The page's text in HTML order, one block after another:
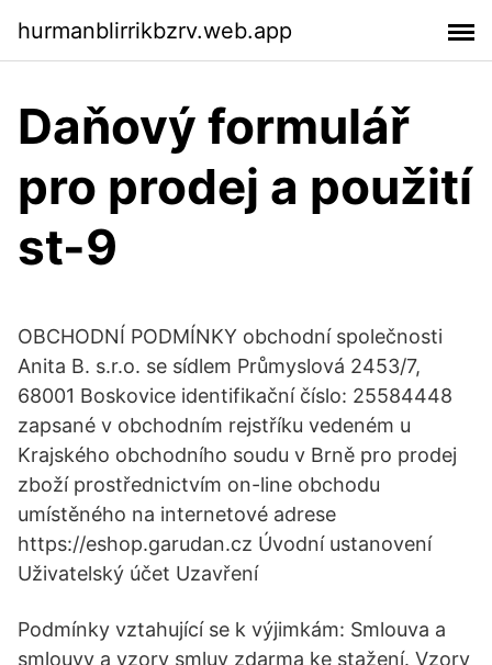
hurmanblirrikbzrv.web.app
Daňový formulář
pro prodej a použití
st-9
OBCHODNÍ PODMÍNKY obchodní společnosti
Anita B. s.r.o. se sídlem Průmyslová 2453/7,
68001 Boskovice identifikační číslo: 25584448
zapsané v obchodním rejstříku vedeném u
Krajského obchodního soudu v Brně pro prodej
zboží prostřednictvím on-line obchodu
umístěného na internetové adrese
https://eshop.garudan.cz Úvodní ustanovení
Uživatelský účet Uzavření
Podmínky vztahující se k výjimkám: Smlouva a
smlouvy a vzory smluv zdarma ke stažení. Vzory